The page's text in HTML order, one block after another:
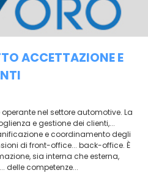
ACCETTAZIONE E
nel settore automotive. La
e gestione dei clienti,...
e coordinamento degli
di front-office... back-office. È
sia interna che esterna,
delle competenze...